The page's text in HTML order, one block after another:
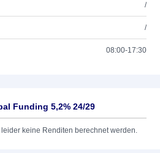
/
/
08:00-17:30
Funding 5,2% 24/29
keine Renditen berechnet werden.